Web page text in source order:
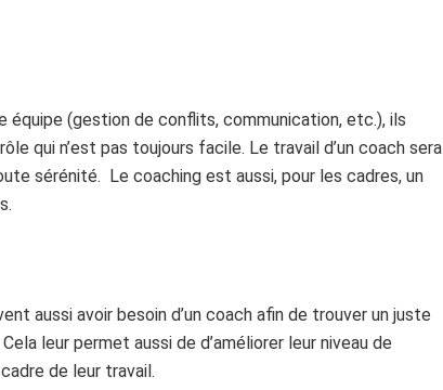
équipe (gestion de conflits, communication, etc.), ils
qui n’est pas toujours facile. Le travail d’un coach sera
sérénité. Le coaching est aussi, pour les cadres, un
aussi avoir besoin d’un coach afin de trouver un juste
leur permet aussi de d’améliorer leur niveau de
de leur travail.